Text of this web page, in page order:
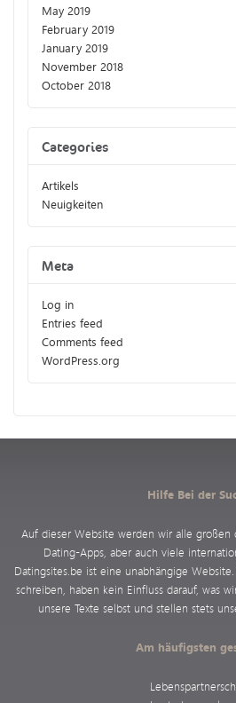
May 2019
February 2019
January 2019
November 2018
October 2018
Categories
Artikels
Neuigkeiten
Meta
Log in
Entries feed
Comments feed
WordPress.org
Hilfe Bei der
Auf dieser Website werden wir alle
Dating-Apps, aber auch viele
Datingsites.be ist eine unabhängige
schreiben, haben kein Einfluss darauf, was
unsere Texte selbst und stellen stets
Am häufigsten